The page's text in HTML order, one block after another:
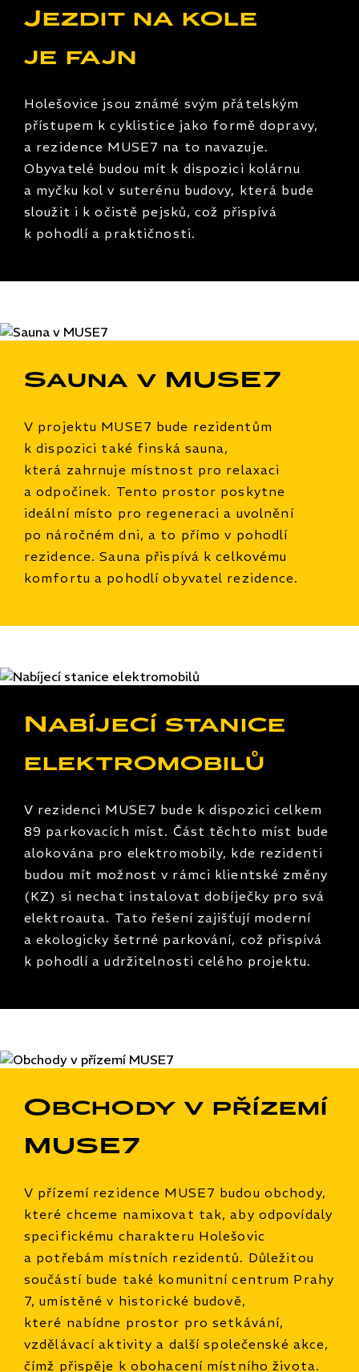
Jezdit na kole
je fajn
Holešovice jsou známé svým přátelským
přístupem k cyklistice jako formě dopravy,
a rezidence MUSE7 na to navazuje.
Obyvatelé budou mít k dispozici kolárnu
a myčku kol v suterénu budovy, která bude
sloužit i k očistě pejsků, což přispívá
k pohodlí a praktičnosti.
Sauna v MUSE7
V projektu MUSE7 bude rezidentům
k dispozici také finská sauna,
která zahrnuje místnost pro relaxaci
a odpočinek. Tento prostor poskytne
ideální místo pro regeneraci a uvolnění
po náročném dni, a to přímo v pohodlí
rezidence. Sauna přispívá k celkovému
komfortu a pohodlí obyvatel rezidence.
Nabíjecí stanice
elektromobilů
V rezidenci MUSE7 bude k dispozici celkem
89 parkovacích míst. Část těchto míst bude
alokována pro elektromobily, kde rezidenti
budou mít možnost v rámci klientské změny
(KZ) si nechat instalovat dobíječky pro svá
elektroauta. Tato řešení zajišťují moderní
a ekologicky šetrné parkování, což přispívá
k pohodlí a udržitelnosti celého projektu.
Obchody v přízemí
MUSE7
V přízemí rezidence MUSE7 budou obchody,
které chceme namixovat tak, aby odpovídaly
specifickému charakteru Holešovic
a potřebám místních rezidentů. Důležitou
součástí bude také komunitní centrum Prahy
7, umístěné v historické budově,
které nabídne prostor pro setkávání,
vzdělávací aktivity a další společenské akce,
čímž přispěje k obohacení místního života.